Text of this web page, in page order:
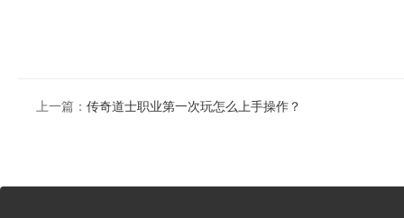
上一篇： 传奇道士职业第一次玩怎么上手操作？